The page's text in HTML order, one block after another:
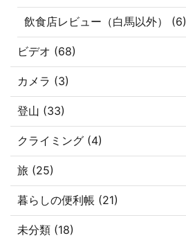
飲食店レビュー（白馬以外） (6)
ビデオ (68)
カメラ (3)
登山 (33)
クライミング (4)
旅 (25)
暮らしの便利帳 (21)
未分類 (18)